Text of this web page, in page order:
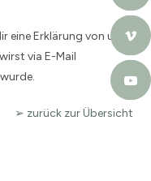
eine Erklärung von uns?
via E-Mail
➢ zurück zur Übersicht